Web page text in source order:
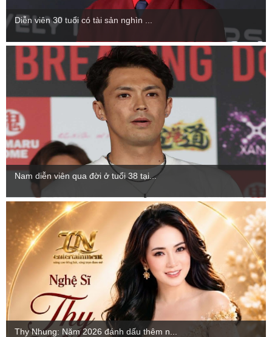
Diễn viên 30 tuổi có tài sản nghìn ...
Nam diễn viên qua đời ở tuổi 38 tại...
Thy Nhung: Năm 2026 đánh dấu thêm n...